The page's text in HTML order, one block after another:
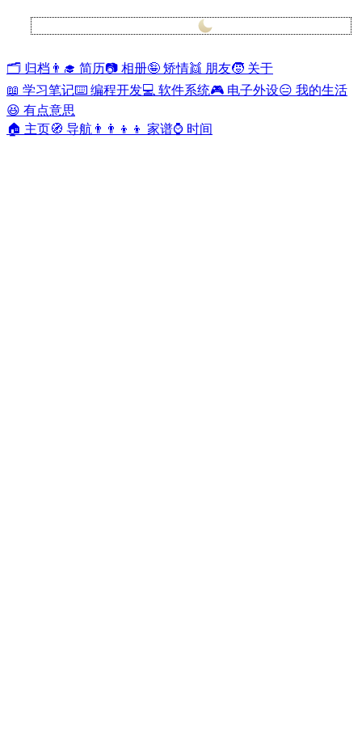
🗂️ 归档 👨‍🎓 简历📷 相册🤪 矫情👯 朋友🧒 关于
📖 学习笔记⌨️ 编程开发💻 软件系统🎮 电子外设😑 我的生活
😆 有点意思
🏠 主页🧭 导航 👨‍👨‍👦‍👦 家谱⌚ 时间